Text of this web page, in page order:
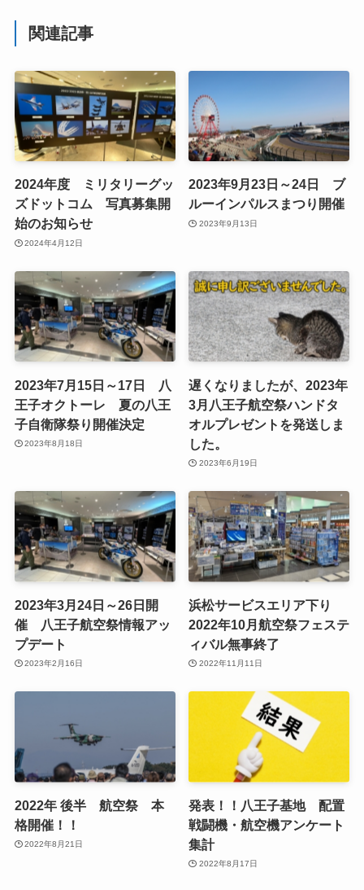
関連記事
2024年度 ミリタリーグッ
ズドットコム 写真募集開
始のお知らせ
2024年4月12日
2023年9月23日～24日 ブ
ルーインパルスまつり開催
2023年9月13日
2023年7月15日～17日 八
王子オクトーレ 夏の八王
子自衛隊祭り開催決定
2023年8月18日
遅くなりましたが、2023年
3月八王子航空祭ハンドタ
オルプレゼントを発送しま
した。
2023年6月19日
2023年3月24日～26日開
催 八王子航空祭情報アッ
プデート
2023年2月16日
浜松サービスエリア下り
2022年10月航空祭フェステ
ィバル無事終了
2022年11月11日
2022年 後半 航空祭 本
格開催！！
2022年8月21日
発表！！八王子基地 配置
戦闘機・航空機アンケート
集計
2022年8月17日